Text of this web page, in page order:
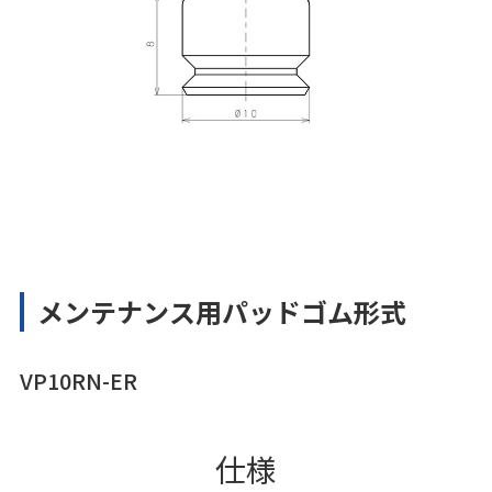
メンテナンス用パッドゴム形式
VP10RN-ER
仕様